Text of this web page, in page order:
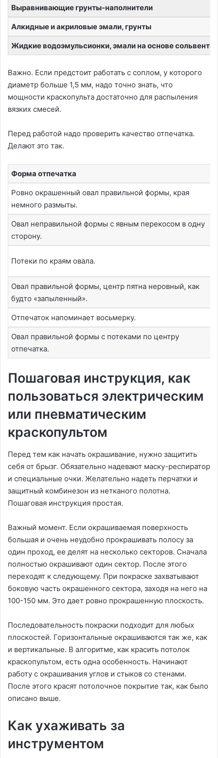
Выравнивающие грунты-наполнители
Алкидные и акриловые эмали, грунты
Жидкие водоэмульсионки, эмали на основе сольвента
Важно. Если предстоит работать с соплом, у которого
диаметр больше 1,5 мм, надо точно знать, что
мощности краскопульта достаточно для распыления
вязких смесей.
Перед работой надо проверить качество отпечатка.
Делают это так.
Форма отпечатка
Ровно окрашенный овал правильной формы, края
немного размыты.
Овал неправильной формы с явным перекосом в одну
сторону.
Потеки по краям овала.
Овал правильной формы, центр пятна неровный, как
будто «запыленный».
Отпечаток напоминает восьмерку.
Овал правильной формы с потеками по центру
отпечатка.
Пошаговая инструкция, как
пользоваться электрическим
или пневматическим
краскопультом
Перед тем как начать окрашивание, нужно защитить
себя от брызг. Обязательно надевают маску-респиратор
и специальные очки. Желательно надеть перчатки и
защитный комбинезон из нетканого полотна.
Пошаговая инструкция простая.
Важный момент. Если окрашиваемая поверхность
большая и очень неудобно прокрашивать полосу за
один проход, ее делят на несколько секторов. Сначала
полностью окрашивают один сектор. После этого
переходят к следующему. При покраске захватывают
боковую часть окрашенного сектора, заходя на него на
100-150 мм. Это дает ровно прокрашенную плоскость.
Последовательность покраски подходит для любых
плоскостей. Горизонтальные окрашиваются так же, как
и вертикальные. В алгоритме, как красить потолок
краскопультом, есть одна особенность. Начинают
работу с окрашивания углов и стыков со стенами.
После этого красят потолочное покрытие так, как было
описано выше.
Как ухаживать за
инструментом